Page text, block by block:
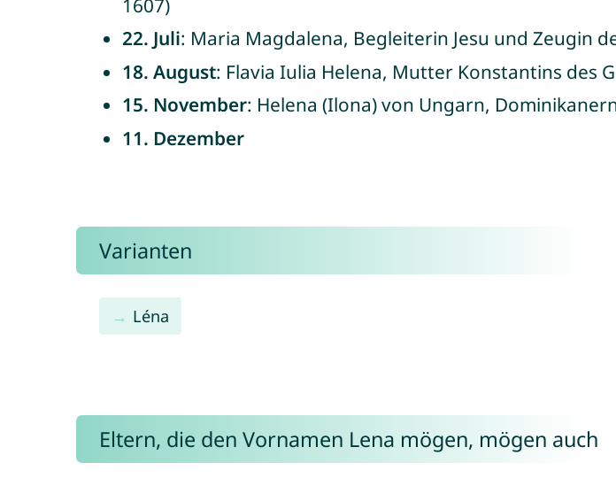
22. Juli: Maria Magdalena, Begleiterin Jesu und Zeugin
18. August: Flavia Iulia Helena, Mutter Konstantins des
15. November: Helena (Ilona) von Ungarn,
11. Dezember
Varianten
Léna
Eltern, die den Vornamen Lena mögen, mögen auch